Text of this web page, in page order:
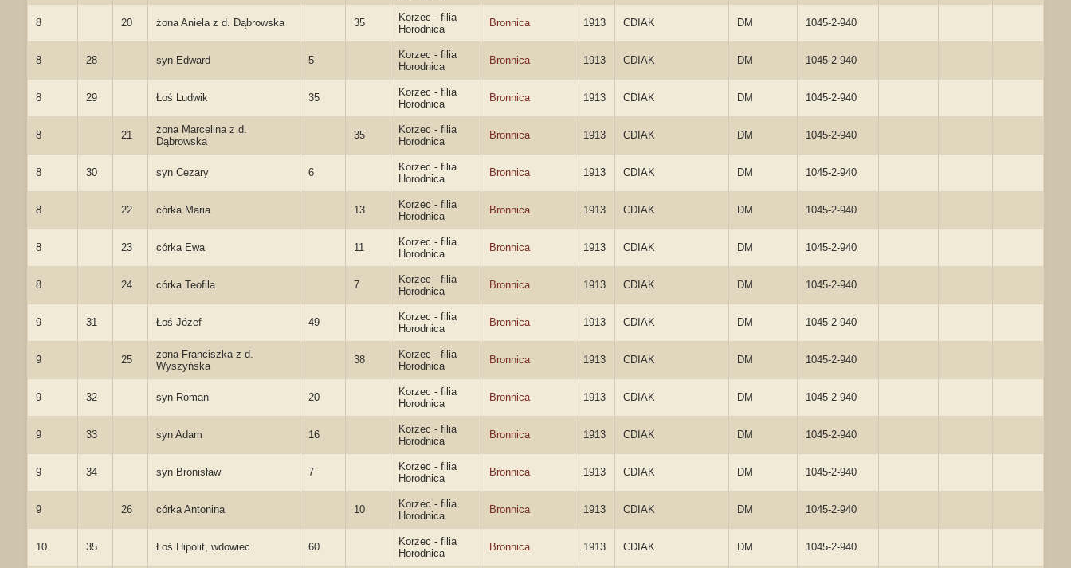
8 20 żona Aniela z d. Dąbrowska 35
Korzec - filia
Horodnica
Bronnica 1913 CDIAK DM 1045-2-940
8 28 syn Edward 5
Korzec - filia
Horodnica
Bronnica 1913 CDIAK DM 1045-2-940
8 29 Łoś Ludwik 35
Korzec - filia
Horodnica
Bronnica 1913 CDIAK DM 1045-2-940
8 21
żona Marcelina z d.
Dąbrowska
35
Korzec - filia
Horodnica
Bronnica 1913 CDIAK DM 1045-2-940
8 30 syn Cezary 6
Korzec - filia
Horodnica
Bronnica 1913 CDIAK DM 1045-2-940
8 22 córka Maria 13
Korzec - filia
Horodnica
Bronnica 1913 CDIAK DM 1045-2-940
8 23 córka Ewa 11
Korzec - filia
Horodnica
Bronnica 1913 CDIAK DM 1045-2-940
8 24 córka Teofila 7
Korzec - filia
Horodnica
Bronnica 1913 CDIAK DM 1045-2-940
9 31 Łoś Józef 49
Korzec - filia
Horodnica
Bronnica 1913 CDIAK DM 1045-2-940
9 25
żona Franciszka z d.
Wyszyńska
38
Korzec - filia
Horodnica
Bronnica 1913 CDIAK DM 1045-2-940
9 32 syn Roman 20
Korzec - filia
Horodnica
Bronnica 1913 CDIAK DM 1045-2-940
9 33 syn Adam 16
Korzec - filia
Horodnica
Bronnica 1913 CDIAK DM 1045-2-940
9 34 syn Bronisław 7
Korzec - filia
Horodnica
Bronnica 1913 CDIAK DM 1045-2-940
9 26 córka Antonina 10
Korzec - filia
Horodnica
Bronnica 1913 CDIAK DM 1045-2-940
10 35 Łoś Hipolit, wdowiec 60
Korzec - filia
Horodnica
Bronnica 1913 CDIAK DM 1045-2-940